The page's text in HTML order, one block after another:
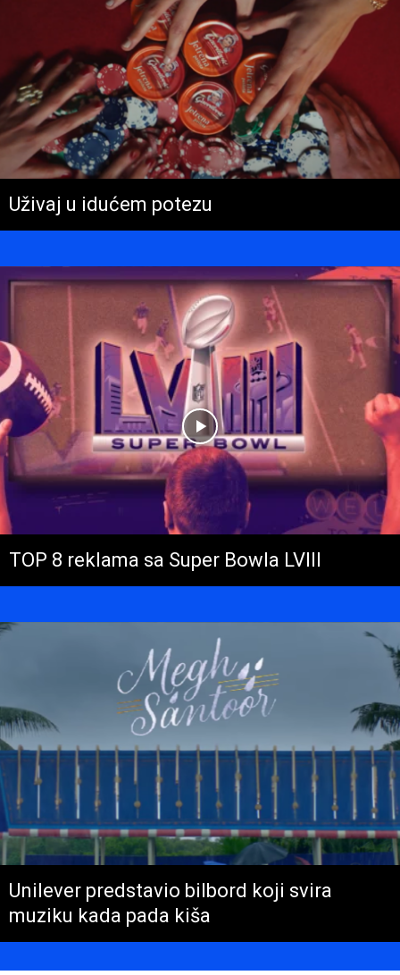
Uživaj u idućem potezu
TOP 8 reklama sa Super Bowla LVIII
Unilever predstavio bilbord koji svira
muziku kada pada kiša